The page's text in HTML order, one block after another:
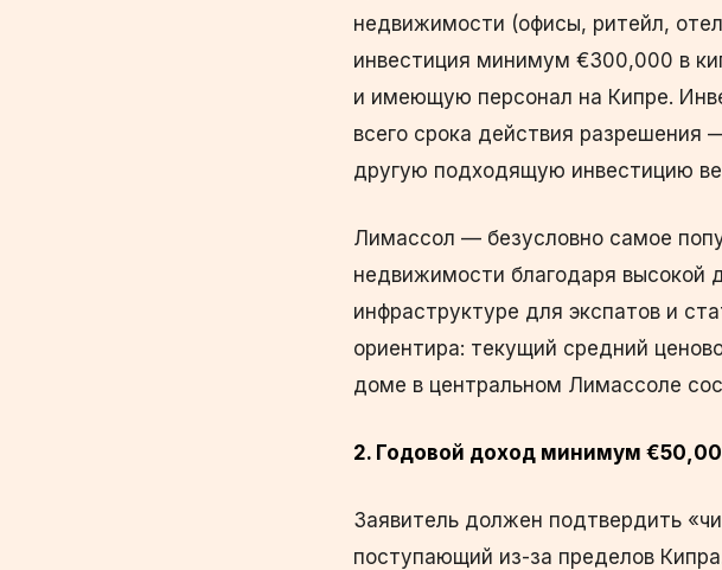
недвижимости (офисы, ритейл,
инвестиция минимум €300,000 в
и имеющую персонал на Кипре.
всего срока действия разрешения
другую подходящую инвестицию
Лимассол — безусловно самое
недвижимости благодаря высокой
инфраструктуре для экспатов и
ориентира: текущий средний
доме в центральном Лимассоле
2. Годовой доход минимум
Заявитель должен подтвердить
поступающий из-за пределов